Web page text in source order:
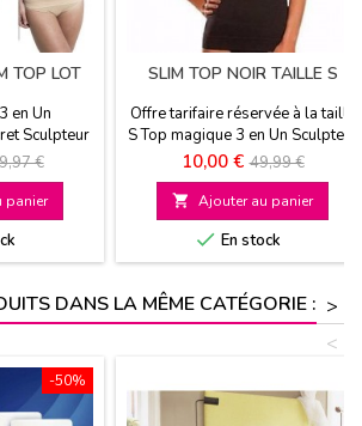
TOP LOT
en Un
Sculpteur
6 tailles
€
panier
SLIM TOP NOIR TAILLE S
Offre tarifaire réservée à la taille
S Top magique 3 en Un Sculpteur
gainant Confortable et discret
Prix
10,00 € Prix
de
base
49,99 €
 Ajouter au panier
 En stock
DANS LA MÊME CATÉGORIE : >
<
-50%